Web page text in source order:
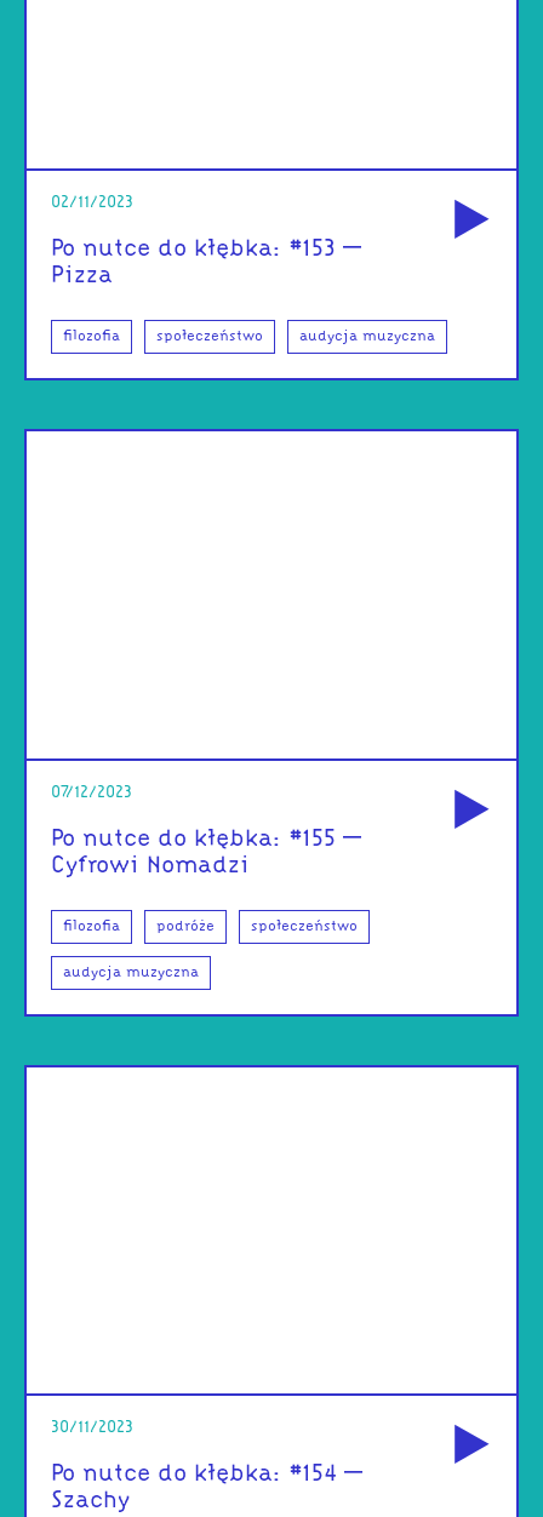
02/11/2023
Po nutce do kłębka: #153 –
Pizza
filozofia społeczeństwo audycja muzyczna
07/12/2023
Po nutce do kłębka: #155 –
Cyfrowi Nomadzi
filozofia podróże społeczeństwo
audycja muzyczna
30/11/2023
Po nutce do kłębka: #154 –
Szachy